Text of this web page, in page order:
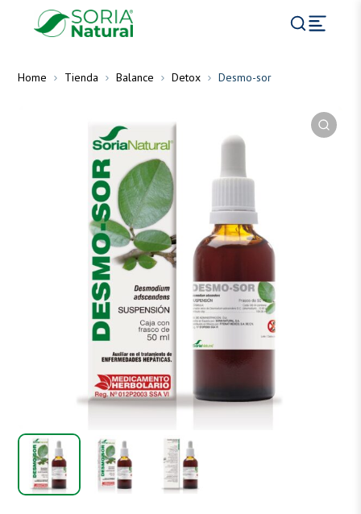
Home Tienda Balance Detox Desmo-sor